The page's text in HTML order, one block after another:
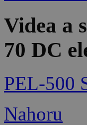
Videa a
70 DC
PEL-500
Nahoru